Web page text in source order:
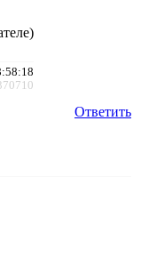
Ответить